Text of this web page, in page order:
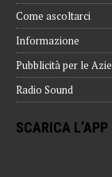
Come ascoltarci
Informazione
Pubblicità per le
Radio Sound
SCARICA